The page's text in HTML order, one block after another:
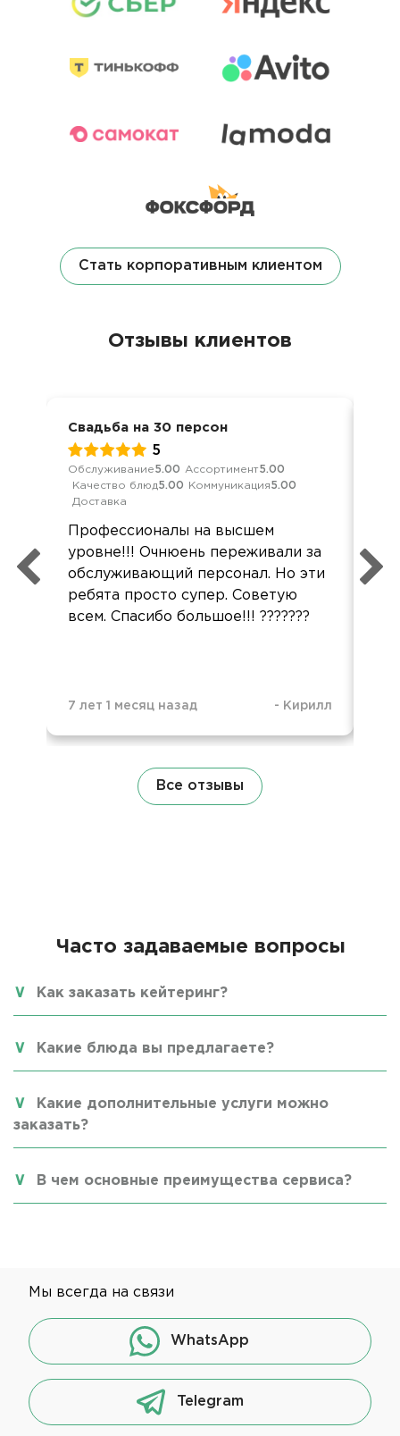
Стать корпоративным клиентом
Отзывы клиентов
Свадьба на 30 персон
5
Обслуживание5.00 Ассортимент5.00
Качество блюд5.00 Коммуникация5.00
Доставка
Профессионалы на высшем
уровне!!! Очнюень переживали за
обслуживающий персонал. Но эти
ребята просто супер. Советую
всем. Спасибо большое!!! ???????
7 лет 1 месяц назад - Кирилл
Все отзывы
Часто задаваемые вопросы
Как заказать кейтеринг?
Какие блюда вы предлагаете?
Какие дополнительные услуги можно
заказать?
В чем основные преимущества сервиса?
Мы всегда на связи
WhatsApp
Telegram